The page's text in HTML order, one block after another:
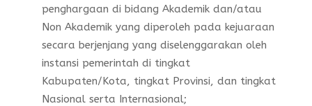
penghargaan di bidang Akademik dan/atau
Non Akademik yang diperoleh pada kejuaraan
secara berjenjang yang diselenggarakan oleh
instansi pemerintah di tingkat
Kabupaten/Kota, tingkat Provinsi, dan tingkat
Nasional serta Internasional;